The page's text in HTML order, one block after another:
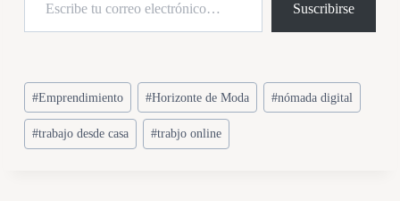
Suscribirse
Etiquetas
de
la
#Emprendimiento #Horizonte de Moda #nómada digital
#trabajo desde casa #trabjo online